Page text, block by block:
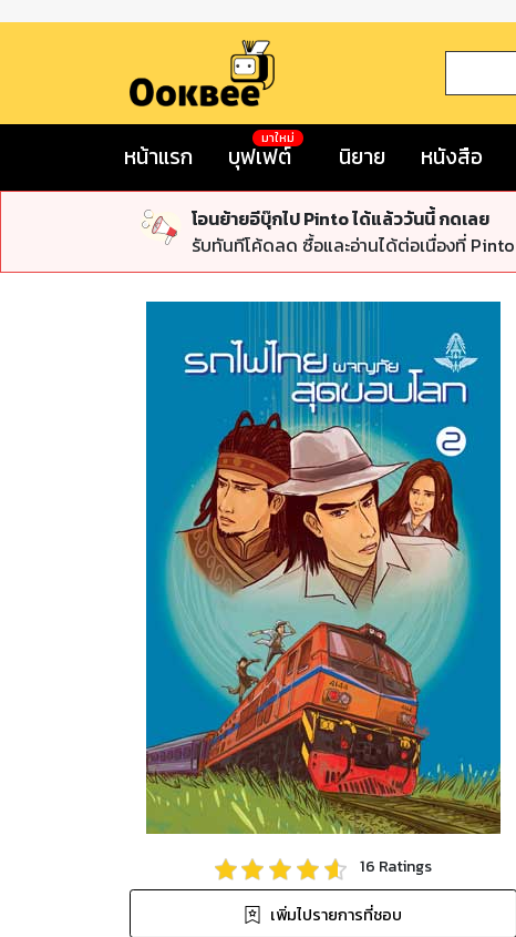
หน้าแรก บุฟเฟต์
มาใหม่
นิยาย หนังสือ
โอนย้ายอีบุ๊กไป Pinto ได้แล้ววันนี้ กดเลย
รับทันทีโค้ดลด ซื้อและอ่านได้ต่อเนื่องที่ Pinto
16 Ratings
เพิ่มไปรายการที่ชอบ